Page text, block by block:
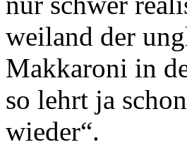
weiland der
Makkaroni in
so lehrt ja
wieder“.